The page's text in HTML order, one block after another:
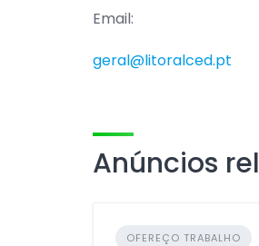
Email:
geral@litoralced.pt
Anúncios
OFEREÇO TRABALHO